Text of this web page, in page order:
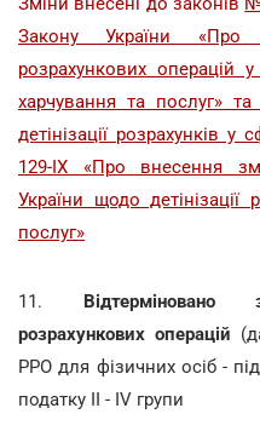
Закону України «Про
розрахункових операцій у
харчування та послуг»
детінізації розрахунків у
129-IX «Про внесення
України щодо детінізації
послуг»
11. Відтерміновано
розрахункових операцій
РРО для фізичних осіб -
податку ІІ - ІV групи